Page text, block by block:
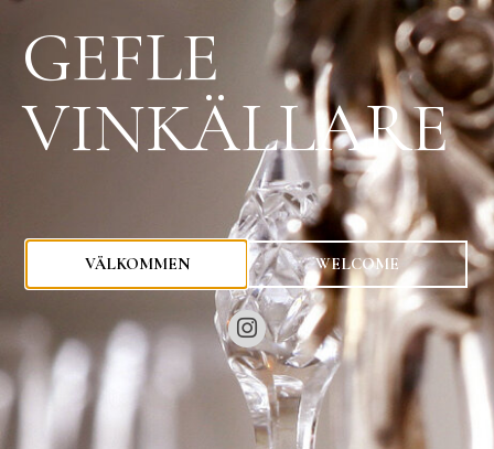
0 kr
GEFLE
VINKÄLLARE
VÄLKOMMEN WELCOME